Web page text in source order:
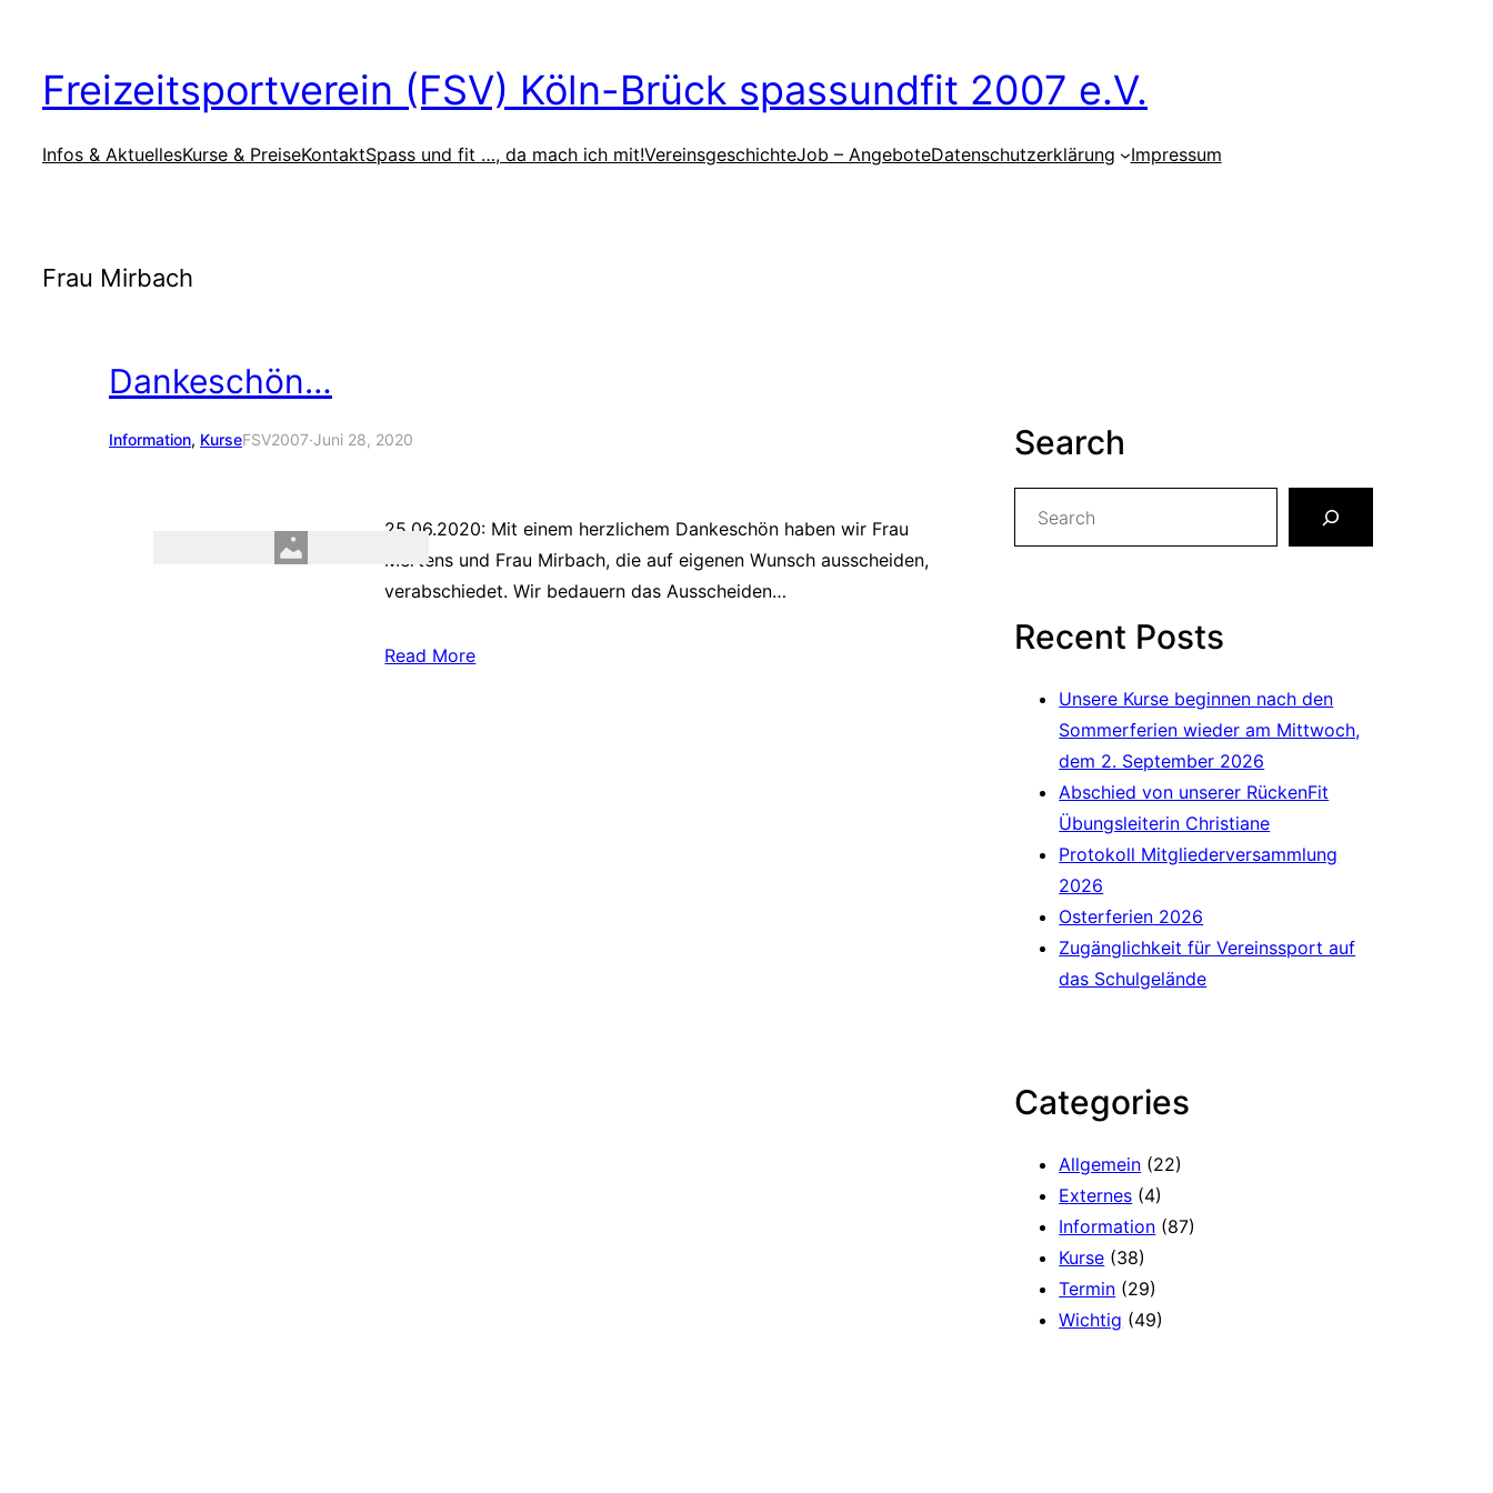
springen
Freizeitsportverein (FSV) Köln-Brück spassundfit 2007 e.V.
Infos & AktuellesKurse & PreiseKontaktSpass und fit …, da mach ich mit!VereinsgeschichteJob – AngeboteDatenschutzerklärung Impressum
Frau Mirbach
Dankeschön…
Information, KurseFSV2007·Juni 28, 2020
25.06.2020: Mit einem herzlichem Dankeschön haben wir Frau
Mertens und Frau Mirbach, die auf eigenen Wunsch ausscheiden,
verabschiedet. Wir bedauern das Ausscheiden…
Read More
Search
Recent Posts
Unsere Kurse beginnen nach den
Sommerferien wieder am Mittwoch,
dem 2. September 2026
Abschied von unserer RückenFit
Übungsleiterin Christiane
Protokoll Mitgliederversammlung
2026
Osterferien 2026
Zugänglichkeit für Vereinssport auf
das Schulgelände
Categories
Allgemein (22)
Externes (4)
Information (87)
Kurse (38)
Termin (29)
Wichtig (49)